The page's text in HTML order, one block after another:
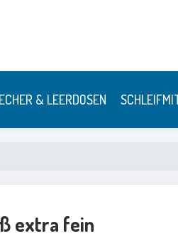
& LEERDOSEN
extra fein